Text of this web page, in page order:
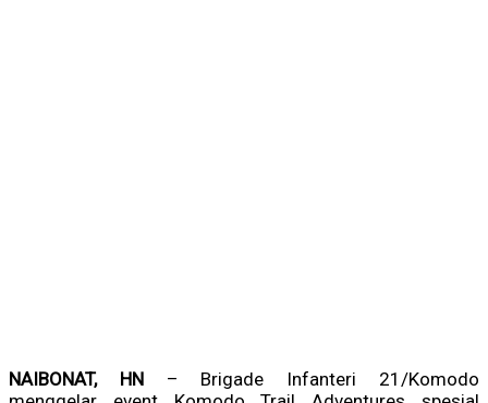
NAIBONAT, HN– Brigade Infanteri 21/Komodo